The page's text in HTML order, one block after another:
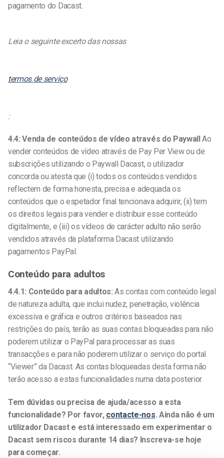
pagamento do Dacast.
Leia o seguinte excerto das nossas
termos de serviço
:
4.4: Venda de conteúdos de vídeo através do Paywall Ao
vender conteúdos de vídeo através de Pay Per View ou de
subscrições utilizando o Paywall Dacast, o utilizador
concorda ou atesta que (i) todos os conteúdos vendidos
reflectem de forma honesta, precisa e adequada os
conteúdos que o espetador final tencionava adquirir, (ii) tem
os direitos legais para vender e distribuir esse conteúdo
digitalmente, e (iii) os vídeos de carácter adulto não serão
vendidos através da plataforma Dacast utilizando
pagamentos PayPal.
Conteúdo para adultos
4.4.1: Conteúdo para adultos: As contas com conteúdo legal
de natureza adulta, que inclui nudez, penetração, violência
excessiva e gráfica e outros critérios baseados nas
restrições do país, terão as suas contas bloqueadas para não
poderem utilizar o PayPal para processar as suas
transacções e para não poderem utilizar o serviço do portal
“Viewer” da Dacast. As contas bloqueadas desta forma não
terão acesso a estas funcionalidades numa data posterior.
Tem dúvidas ou precisa de ajuda/acesso a esta
funcionalidade? Por favor, contacte-nos. Ainda não é um
utilizador Dacast e está interessado em experimentar o
Dacast sem riscos durante 14 dias? Inscreva-se hoje
para começar.